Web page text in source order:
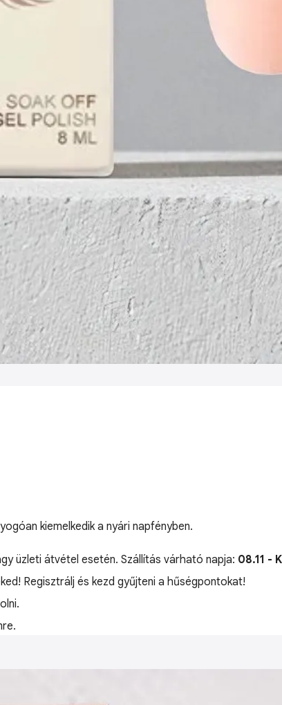
kiemelkedik a nyári napfényben.
üzleti átvétel esetén. Szállítás várható napja: 08.11 -
Regisztrálj és kezd gyűjteni a hűségpontokat!